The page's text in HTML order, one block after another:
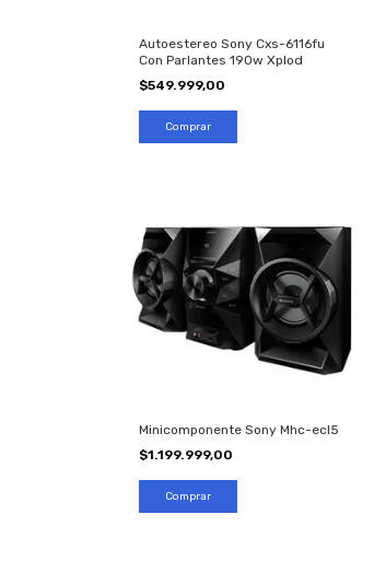
Autoestereo Sony Cxs-6116fu
Con Parlantes 190w Xplod
$549.999,00
Minicomponente Sony Mhc-ecl5
$1.199.999,00